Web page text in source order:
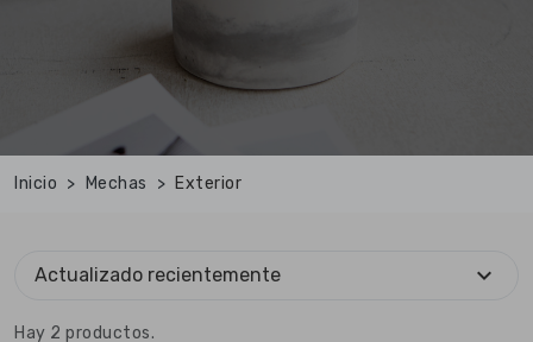
Inicio Mechas Exterior
Hay 2 productos.
Actualizado recientemente expand_more